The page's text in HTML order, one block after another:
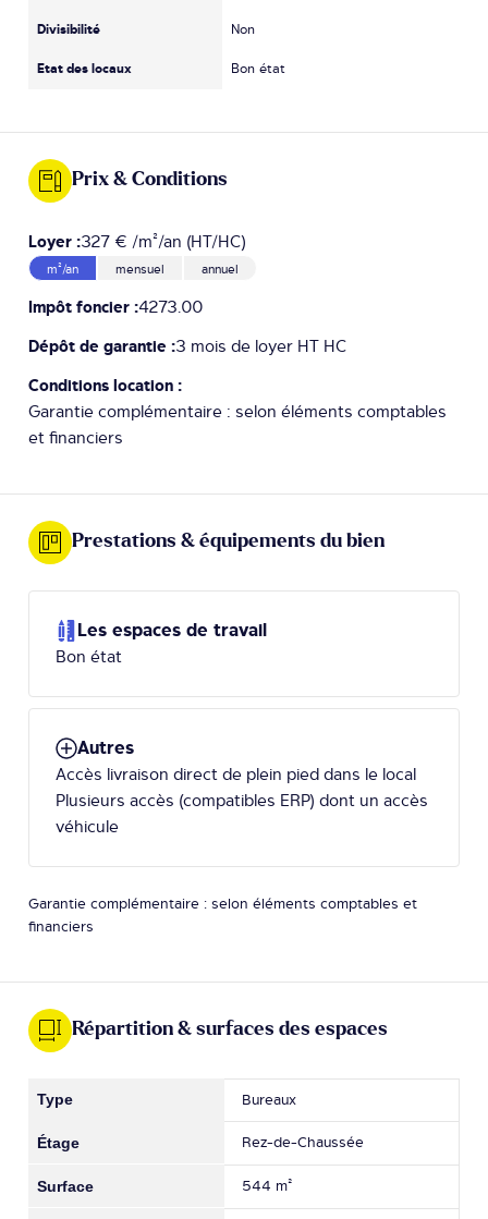
Divisibilité
Etat des locaux
Non
Bon état
Prix & Conditions
Loyer :327 € /m²/an (HT/HC)
m²/an mensuel annuel
Impôt foncier :4273.00
Dépôt de garantie :3 mois de loyer HT HC
Conditions location :
Garantie complémentaire : selon éléments comptables
et financiers
Prestations & équipements du bien
Les espaces de travail
Bon état
Autres
Accès livraison direct de plein pied dans le local
Plusieurs accès (compatibles ERP) dont un accès
véhicule
Garantie complémentaire : selon éléments comptables et
financiers
Répartition & surfaces des espaces
Bureaux
Rez-de-Chaussée
544 m²